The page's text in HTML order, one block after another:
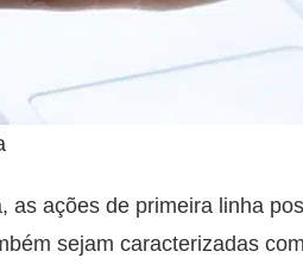
as ações de primeira linha
sejam caracterizadas